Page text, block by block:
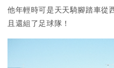
他年輕時可是天天騎腳踏車從
且還組了足球隊！